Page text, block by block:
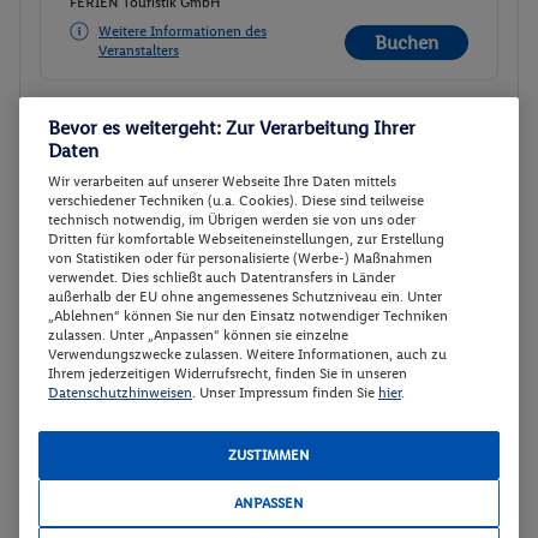
Weitere Informationen des
Veranstalters
Buchen
Buchen
Juniorsuite BK/TE
Ab/ bis Düsseldorf (DE) Flugdetails anzeigen
Kostenlose Stornierung
Kostenlose Umbuchung
Flex Tarif zubuchbar
Juniorsuite BK/TE
Ohne Verpflegung
p.P.
1017.-
Gesamt 2034 €
Coral Travel - eine Marke der
Buchen
Bevor es weitergeht: Zur Verarbeitung Ihrer
Daten
Wir verarbeiten auf unserer Webseite Ihre Daten mittels
verschiedener Techniken (u.a. Cookies). Diese sind teilweise
technisch notwendig, im Übrigen werden sie von uns oder
Dritten für komfortable Webseiteneinstellungen, zur Erstellung
von Statistiken oder für personalisierte (Werbe-) Maßnahmen
verwendet. Dies schließt auch Datentransfers in Länder
außerhalb der EU ohne angemessenes Schutzniveau ein. Unter
„Ablehnen“ können Sie nur den Einsatz notwendiger Techniken
zulassen. Unter „Anpassen“ können sie einzelne
Verwendungszwecke zulassen. Weitere Informationen, auch zu
Ihrem jederzeitigen Widerrufsrecht, finden Sie in unseren
Datenschutzhinweisen . Unser Impressum finden Sie hier.
ZUSTIMMEN
ANPASSEN